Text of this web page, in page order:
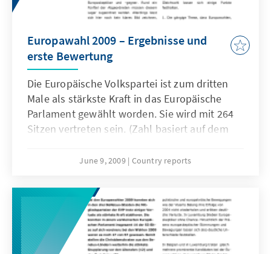
Europawahl 2009 – Ergebnisse und
erste Bewertung
Die Europäische Volkspartei ist zum dritten
Male als stärkste Kraft in das Europäische
Parlament gewählt worden. Sie wird mit 264
Sitzen vertreten sein. (Zahl basiert auf dem
June 9, 2009 Country reports